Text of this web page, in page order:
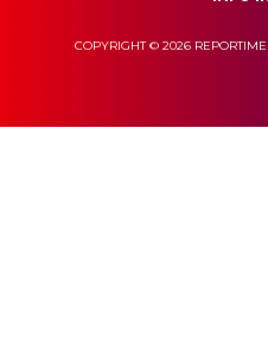
COPYRIGHT © 2026